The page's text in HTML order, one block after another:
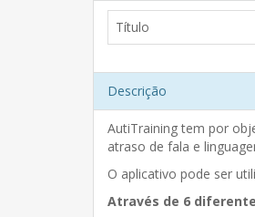
Título
Descrição
AutiTraining tem por
atraso de fala e
O aplicativo pode ser
Através de 6